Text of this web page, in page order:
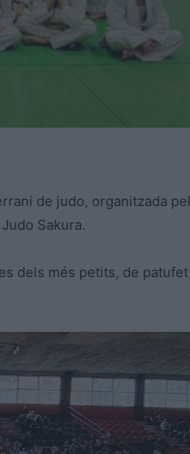
de judo, organitzada pel
Sakura.
dels més petits, de patufet